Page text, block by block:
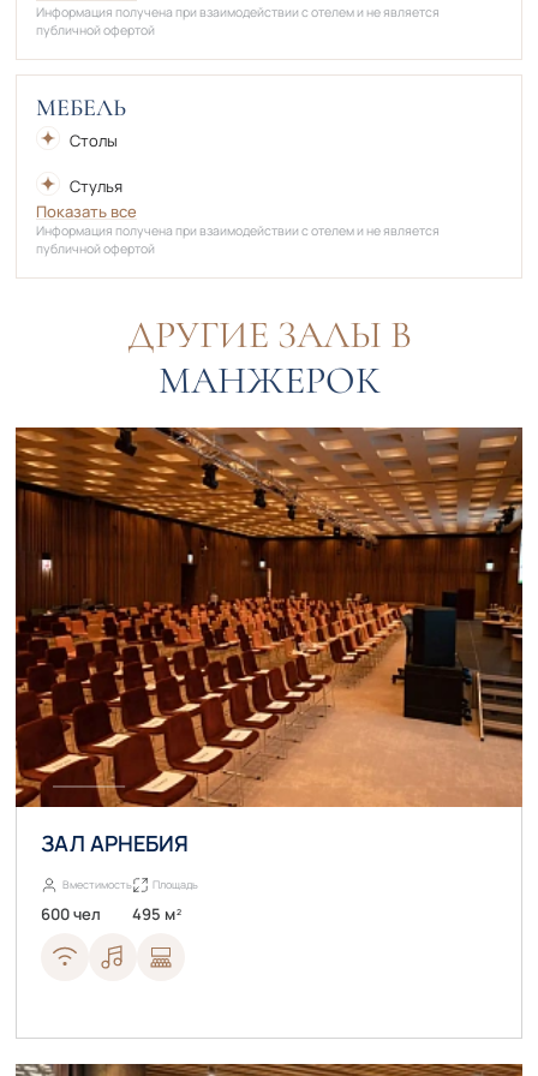
Информация получена при взаимодействии с отелем и не является
публичной офертой
МЕБЕЛЬ
Столы
Стулья
Показать все
Информация получена при взаимодействии с отелем и не является
публичной офертой
ДРУГИЕ ЗАЛЫ В
МАНЖЕРОК
ЗАЛ АРНЕБИЯ
Вместимость
600 чел
Площадь
495 м2